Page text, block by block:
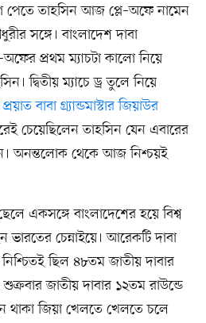
পেতে তাহসিন আজ প্লে–অফে নামেন
সঙ্গে। বাংলাদেশ দাবা
প্রথম ম্যাচটা কালো নিয়ে
দ্বিতীয় ম্যাচে ড্র তুলে নিয়ে
বাবা গ্র্যান্ডমাস্টার জিয়াউর
চেয়েছিলেন তাহসিন যেন এবারের
অনন্তলোক থেকে আজ নিশ্চয়ই
একসঙ্গে বাংলাদেশের হয়ে বিশ্ব
ভারতের চেন্নাইয়ে। আরেকটি দাবা
ছিল ৪৮তম জাতীয় দাবার
জাতীয় দাবার ১২তম রাউন্ডে
থাকা জিয়া খেলতে খেলতে চলে